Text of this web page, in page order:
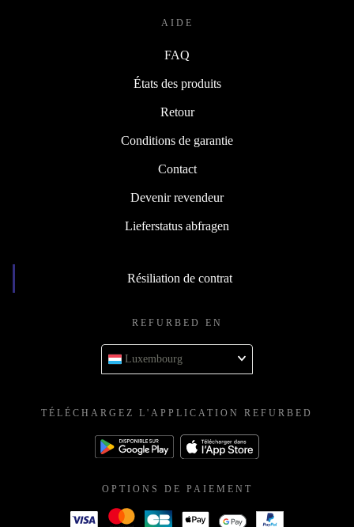
AIDE
FAQ
États des produits
Retour
Conditions de garantie
Contact
Devenir revendeur
Lieferstatus abfragen
Résiliation de contrat
REFURBED EN
Luxembourg
TÉLÉCHARGEZ L'APPLICATION REFURBED
OPTIONS DE PAIEMENT